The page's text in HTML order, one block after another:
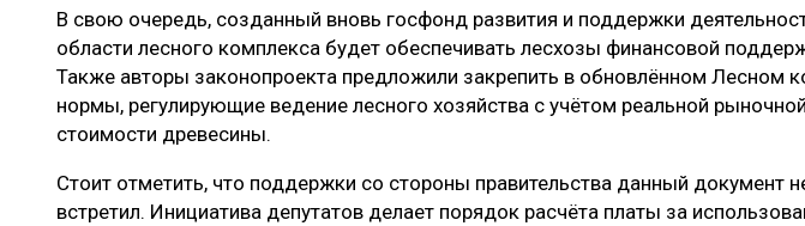
В свою очередь, созданный вновь госфонд развития и поддержки
области лесного комплекса будет обеспечивать лесхозы финансовой
Также авторы законопроекта предложили закрепить в обновлённом Лесном
нормы, регулирующие ведение лесного хозяйства с учётом реальной рыночной
стоимости древесины.
Стоит отметить, что поддержки со стороны правительства данный документ
встретил. Инициатива депутатов делает порядок расчёта платы за